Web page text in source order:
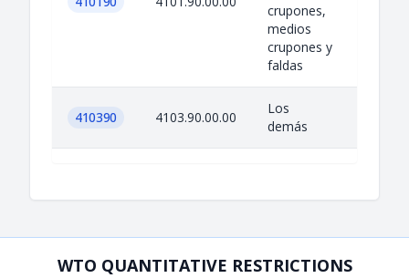
crupones,
medios
crupones y
faldas
410390 4103.90.00.00
Los
demás
WTO QUANTITATIVE RESTRICTIONS